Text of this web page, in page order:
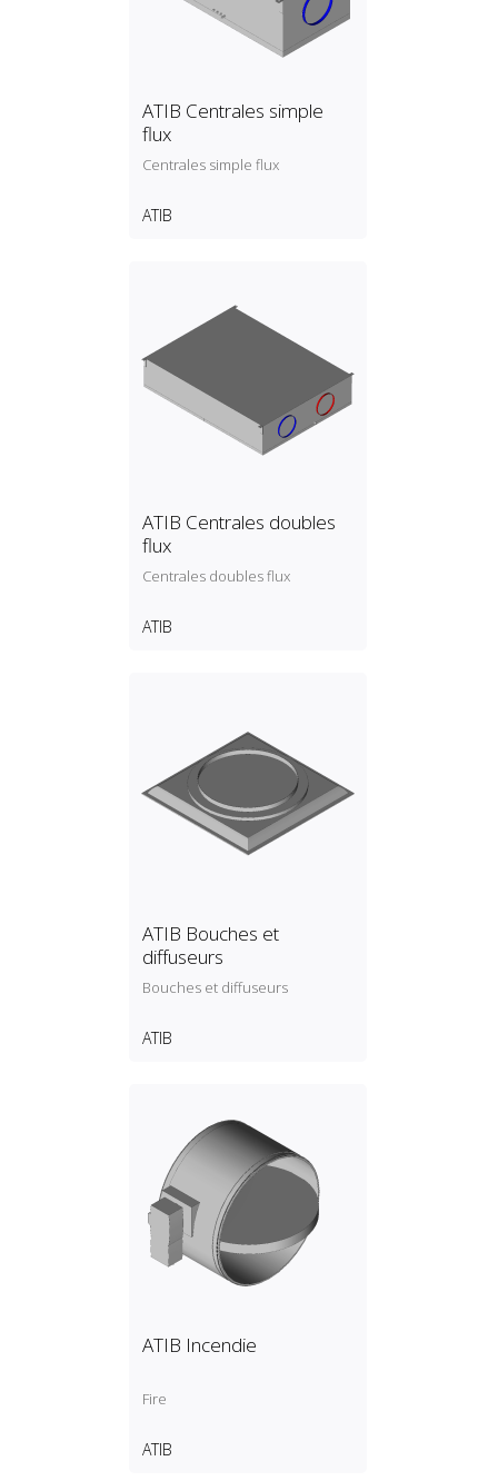
ATIB Centrales simple
flux
Centrales simple flux
ATIB
ATIB Centrales doubles
flux
Centrales doubles flux
ATIB
ATIB Bouches et
diffuseurs
Bouches et diffuseurs
ATIB
ATIB Incendie
Fire
ATIB